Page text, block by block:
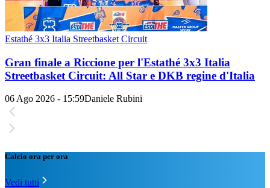
Estathé 3x3 Italia Streetbasket Circuit
Gran finale a Riccione per l'Estathé 3x3 Italia
Streetbasket Circuit: All Star e DKB regine d'Italia
06 Ago 2026 - 15:59Daniele Rubini
Calcio ora per ora
Vedi tutti